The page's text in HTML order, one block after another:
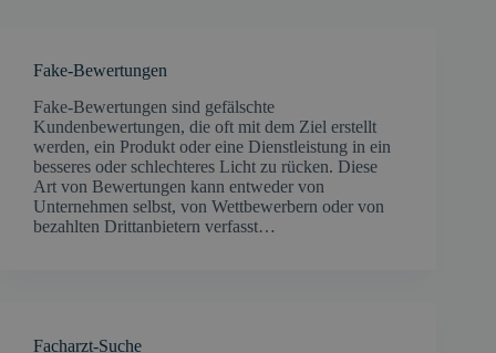
Fake-Bewertungen
Fake-Bewertungen sind gefälschte
Kundenbewertungen, die oft mit dem Ziel erstellt
werden, ein Produkt oder eine Dienstleistung in ein
besseres oder schlechteres Licht zu rücken. Diese
Art von Bewertungen kann entweder von
Unternehmen selbst, von Wettbewerbern oder von
bezahlten Drittanbietern verfasst…
Facharzt-Suche